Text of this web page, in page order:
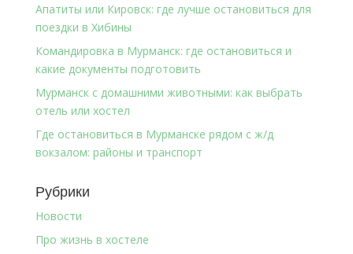
Апатиты или Кировск: где лучше остановиться для
поездки в Хибины
Командировка в Мурманск: где остановиться и
какие документы подготовить
Мурманск с домашними животными: как выбрать
отель или хостел
Где остановиться в Мурманске рядом с ж/д
вокзалом: районы и транспорт
Рубрики
Новости
Про жизнь в хостеле